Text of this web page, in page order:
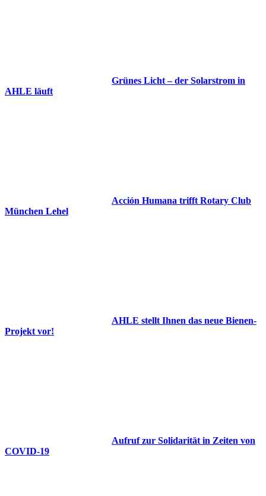
Grünes Licht – der Solarstrom in
AHLE läuft
Acción Humana trifft Rotary Club
München Lehel
AHLE stellt Ihnen das neue Bienen-
Projekt vor!
Aufruf zur Solidarität in Zeiten von
COVID-19